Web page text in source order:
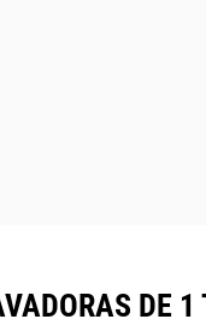
DE 1